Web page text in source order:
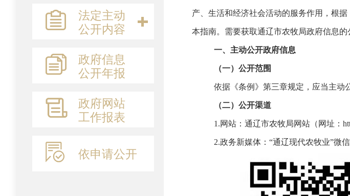
法定主动
公开内容
政府信息
公开年报
政府网站
工作报表
依申请公开
产、生活和经济社会活动的服务作用，根
本指南。需要获取通辽市农牧局政府信息
一、主动公开政府信息
（一）公开范围
依据《条例》第三章规定，应当主动
（二）公开渠道
1.网站：通辽市农牧局网站（网址：
2.政务新媒体： “通辽现代农牧业”微